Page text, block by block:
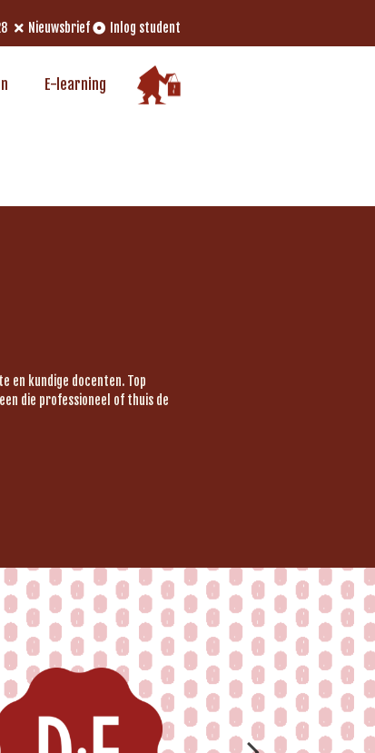
Nieuwsbrief Inlog student
E-learning
en kundige docenten. Top
die professioneel of thuis de